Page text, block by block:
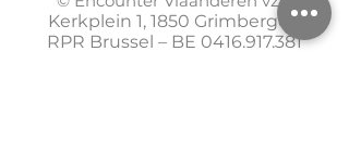
Kerkplein 1, 1850 Grimbergen
RPR Brussel – BE 0416.917.381